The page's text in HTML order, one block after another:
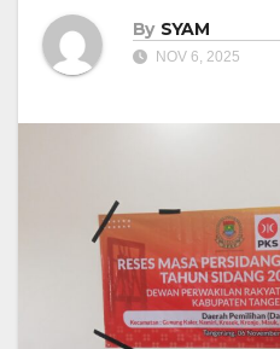
By SYAM
NOV 6, 2025